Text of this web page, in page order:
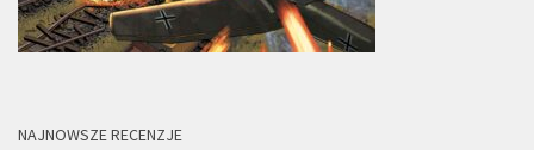
NAJNOWSZE RECENZJE